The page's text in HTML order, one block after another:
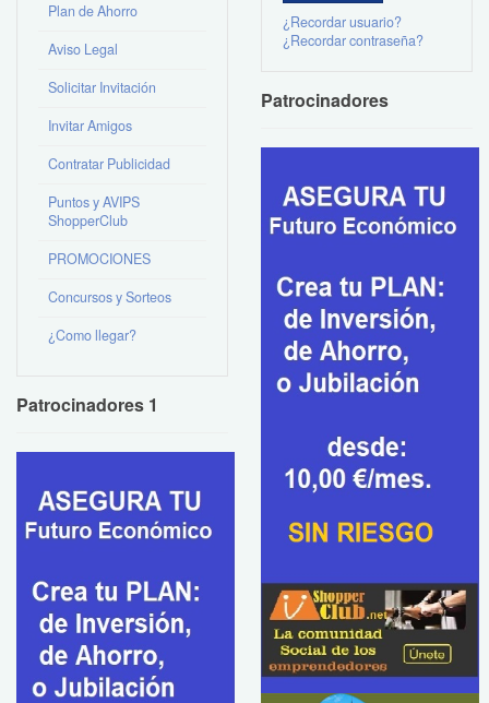
Plan de Ahorro
Aviso Legal
Solicitar Invitación
Invitar Amigos
Contratar Publicidad
Puntos y AVIPS
ShopperClub
PROMOCIONES
Concursos y Sorteos
¿Como llegar?
Patrocinadores 1
¿Recordar usuario?
¿Recordar contraseña?
Patrocinadores